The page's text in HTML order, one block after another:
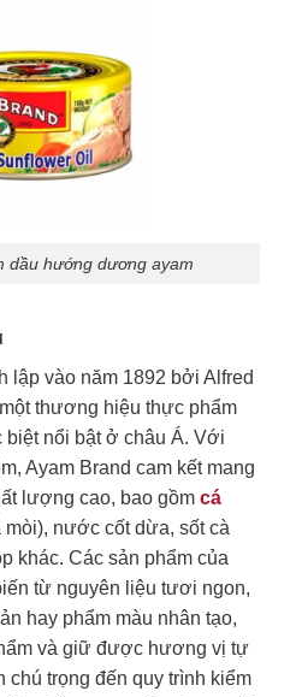
dầu hướng dương ayam
lập vào năm 1892 bởi Alfred
thương hiệu thực phẩm
biệt nổi bật ở châu Á. Với
Ayam Brand cam kết mang
lượng cao, bao gồm cá
mòi), nước cốt dừa, sốt cà
khác. Các sản phẩm của
từ nguyên liệu tươi ngon,
hay phẩm màu nhân tạo,
và giữ được hương vị tự
trọng đến quy trình kiểm